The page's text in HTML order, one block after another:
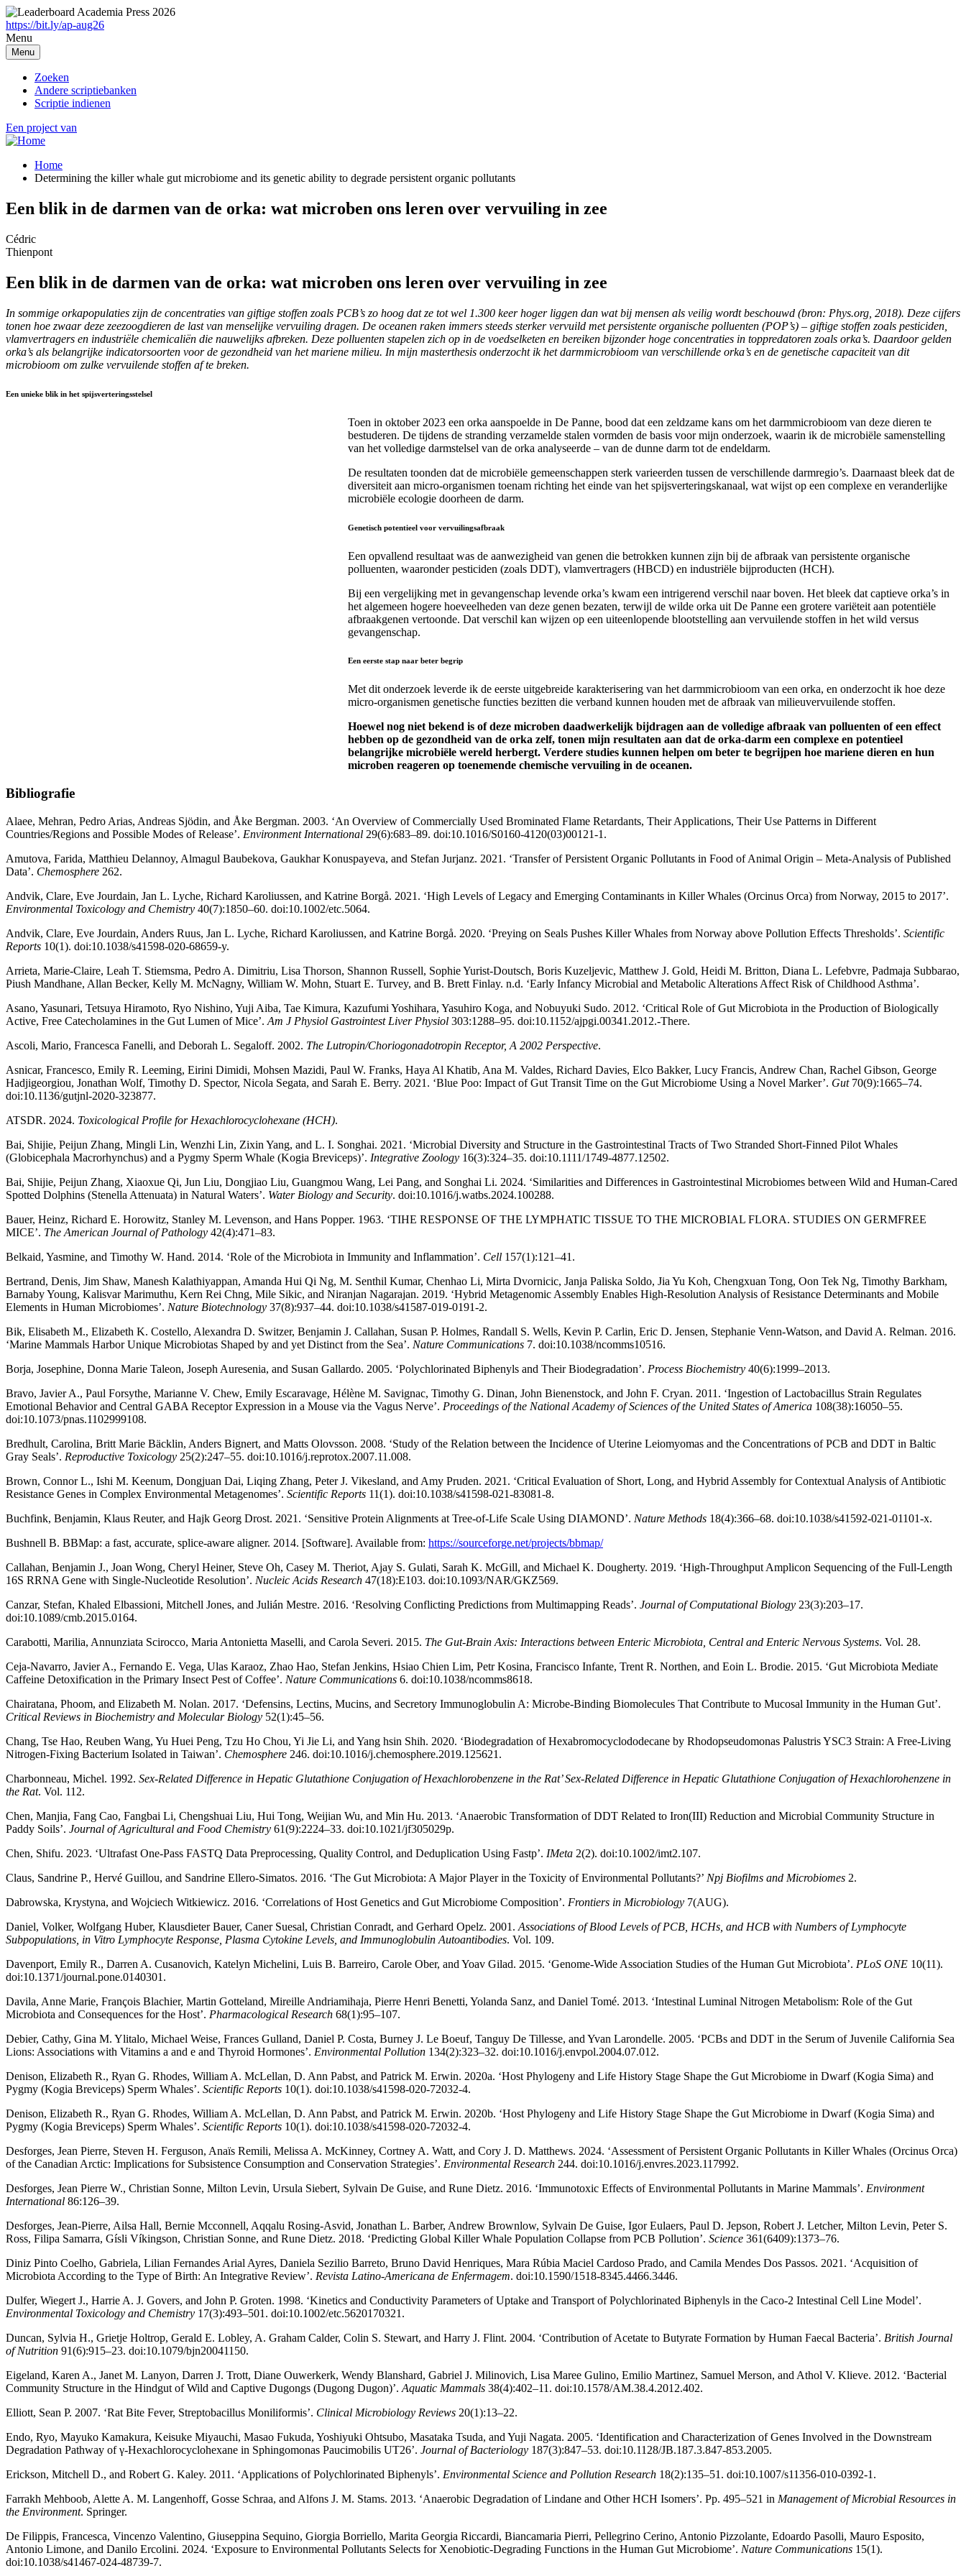
Overslaan
en
naar
de
inhoud
gaan
https://bit.ly/ap-aug26
Menu
Menu
Zoeken
Andere scriptiebanken
Scriptie indienen
Een project van
Breadcrumb
Home
Determining the killer whale gut microbiome and its genetic ability to degrade persistent organic pollutants
Een blik in de darmen van de orka: wat microben ons leren over vervuiling in zee
Cédric
Thienpont
Een blik in de darmen van de orka: wat microben ons leren over vervuiling in zee
In sommige orkapopulaties zijn de concentraties van giftige stoffen zoals PCB’s zo hoog dat ze tot wel 1.300 keer hoger liggen dan wat bij mensen als veilig wordt beschouwd (bron: Phys.org, 2018). Deze cijfers
tonen hoe zwaar deze zeezoogdieren de last van menselijke vervuiling dragen. De oceanen raken immers steeds sterker vervuild met persistente organische polluenten (POP’s) – giftige stoffen zoals pesticiden,
vlamvertragers en industriële chemicaliën die nauwelijks afbreken. Deze polluenten stapelen zich op in de voedselketen en bereiken bijzonder hoge concentraties in toppredatoren zoals orka’s. Daardoor gelden
orka’s als belangrijke indicatorsoorten voor de gezondheid van het mariene milieu. In mijn masterthesis onderzocht ik het darmmicrobioom van verschillende orka’s en de genetische capaciteit van dit
microbioom om zulke vervuilende stoffen af te breken.
Een unieke blik in het spijsverteringsstelsel
Toen in oktober 2023 een orka aanspoelde in De Panne, bood dat een zeldzame kans om het darmmicrobioom van deze dieren te
bestuderen. De tijdens de stranding verzamelde stalen vormden de basis voor mijn onderzoek, waarin ik de microbiële samenstelling
van het volledige darmstelsel van de orka analyseerde – van de dunne darm tot de endeldarm.
De resultaten toonden dat de microbiële gemeenschappen sterk varieerden tussen de verschillende darmregio’s. Daarnaast bleek dat de
diversiteit aan micro-organismen toenam richting het einde van het spijsverteringskanaal, wat wijst op een complexe en veranderlijke
microbiële ecologie doorheen de darm.
Genetisch potentieel voor vervuilingsafbraak
Een opvallend resultaat was de aanwezigheid van genen die betrokken kunnen zijn bij de afbraak van persistente organische
polluenten, waaronder pesticiden (zoals DDT), vlamvertragers (HBCD) en industriële bijproducten (HCH).
Bij een vergelijking met in gevangenschap levende orka’s kwam een intrigerend verschil naar boven. Het bleek dat captieve orka’s in
het algemeen hogere hoeveelheden van deze genen bezaten, terwijl de wilde orka uit De Panne een grotere variëteit aan potentiële
afbraakgenen vertoonde. Dat verschil kan wijzen op een uiteenlopende blootstelling aan vervuilende stoffen in het wild versus
gevangenschap.
Een eerste stap naar beter begrip
Met dit onderzoek leverde ik de eerste uitgebreide karakterisering van het darmmicrobioom van een orka, en onderzocht ik hoe deze
micro-organismen genetische functies bezitten die verband kunnen houden met de afbraak van milieuvervuilende stoffen.
Hoewel nog niet bekend is of deze microben daadwerkelijk bijdragen aan de volledige afbraak van polluenten of een effect
hebben op de gezondheid van de orka zelf, tonen mijn resultaten aan dat de orka-darm een complexe en potentieel
belangrijke microbiële wereld herbergt. Verdere studies kunnen helpen om beter te begrijpen hoe mariene dieren en hun
microben reageren op toenemende chemische vervuiling in de oceanen.
Bibliografie
Alaee, Mehran, Pedro Arias, Andreas Sjödin, and Åke Bergman. 2003. ‘An Overview of Commercially Used Brominated Flame Retardants, Their Applications, Their Use Patterns in Different
Countries/Regions and Possible Modes of Release’. Environment International 29(6):683–89. doi:10.1016/S0160-4120(03)00121-1.
Amutova, Farida, Matthieu Delannoy, Almagul Baubekova, Gaukhar Konuspayeva, and Stefan Jurjanz. 2021. ‘Transfer of Persistent Organic Pollutants in Food of Animal Origin – Meta-Analysis of Published
Data’. Chemosphere 262.
Andvik, Clare, Eve Jourdain, Jan L. Lyche, Richard Karoliussen, and Katrine Borgå. 2021. ‘High Levels of Legacy and Emerging Contaminants in Killer Whales (Orcinus Orca) from Norway, 2015 to 2017’.
Environmental Toxicology and Chemistry 40(7):1850–60. doi:10.1002/etc.5064.
Andvik, Clare, Eve Jourdain, Anders Ruus, Jan L. Lyche, Richard Karoliussen, and Katrine Borgå. 2020. ‘Preying on Seals Pushes Killer Whales from Norway above Pollution Effects Thresholds’. Scientific
Reports 10(1). doi:10.1038/s41598-020-68659-y.
Arrieta, Marie-Claire, Leah T. Stiemsma, Pedro A. Dimitriu, Lisa Thorson, Shannon Russell, Sophie Yurist-Doutsch, Boris Kuzeljevic, Matthew J. Gold, Heidi M. Britton, Diana L. Lefebvre, Padmaja Subbarao,
Piush Mandhane, Allan Becker, Kelly M. McNagny, William W. Mohn, Stuart E. Turvey, and B. Brett Finlay. n.d. ‘Early Infancy Microbial and Metabolic Alterations Affect Risk of Childhood Asthma’.
Asano, Yasunari, Tetsuya Hiramoto, Ryo Nishino, Yuji Aiba, Tae Kimura, Kazufumi Yoshihara, Yasuhiro Koga, and Nobuyuki Sudo. 2012. ‘Critical Role of Gut Microbiota in the Production of Biologically
Active, Free Catecholamines in the Gut Lumen of Mice’. Am J Physiol Gastrointest Liver Physiol 303:1288–95. doi:10.1152/ajpgi.00341.2012.-There.
Ascoli, Mario, Francesca Fanelli, and Deborah L. Segaloff. 2002. The Lutropin/Choriogonadotropin Receptor, A 2002 Perspective.
Asnicar, Francesco, Emily R. Leeming, Eirini Dimidi, Mohsen Mazidi, Paul W. Franks, Haya Al Khatib, Ana M. Valdes, Richard Davies, Elco Bakker, Lucy Francis, Andrew Chan, Rachel Gibson, George
Hadjigeorgiou, Jonathan Wolf, Timothy D. Spector, Nicola Segata, and Sarah E. Berry. 2021. ‘Blue Poo: Impact of Gut Transit Time on the Gut Microbiome Using a Novel Marker’. Gut70(9):1665–74.
doi:10.1136/gutjnl-2020-323877.
ATSDR. 2024. Toxicological Profile for Hexachlorocyclohexane (HCH).
Bai, Shijie, Peijun Zhang, Mingli Lin, Wenzhi Lin, Zixin Yang, and L. I. Songhai. 2021. ‘Microbial Diversity and Structure in the Gastrointestinal Tracts of Two Stranded Short-Finned Pilot Whales
(Globicephala Macrorhynchus) and a Pygmy Sperm Whale (Kogia Breviceps)’. Integrative Zoology 16(3):324–35. doi:10.1111/1749-4877.12502.
Bai, Shijie, Peijun Zhang, Xiaoxue Qi, Jun Liu, Dongjiao Liu, Guangmou Wang, Lei Pang, and Songhai Li. 2024. ‘Similarities and Differences in Gastrointestinal Microbiomes between Wild and Human-Cared
Spotted Dolphins (Stenella Attenuata) in Natural Waters’. Water Biology and Security. doi:10.1016/j.watbs.2024.100288.
Bauer, Heinz, Richard E. Horowitz, Stanley M. Levenson, and Hans Popper. 1963. ‘TIHE RESPONSE OF THE LYMPHATIC TISSUE TO THE MICROBIAL FLORA. STUDIES ON GERMFREE
MICE’. The American Journal of Pathology 42(4):471–83.
Belkaid, Yasmine, and Timothy W. Hand. 2014. ‘Role of the Microbiota in Immunity and Inflammation’. Cell 157(1):121–41.
Bertrand, Denis, Jim Shaw, Manesh Kalathiyappan, Amanda Hui Qi Ng, M. Senthil Kumar, Chenhao Li, Mirta Dvornicic, Janja Paliska Soldo, Jia Yu Koh, Chengxuan Tong, Oon Tek Ng, Timothy Barkham,
Barnaby Young, Kalisvar Marimuthu, Kern Rei Chng, Mile Sikic, and Niranjan Nagarajan. 2019. ‘Hybrid Metagenomic Assembly Enables High-Resolution Analysis of Resistance Determinants and Mobile
Elements in Human Microbiomes’. Nature Biotechnology 37(8):937–44. doi:10.1038/s41587-019-0191-2.
Bik, Elisabeth M., Elizabeth K. Costello, Alexandra D. Switzer, Benjamin J. Callahan, Susan P. Holmes, Randall S. Wells, Kevin P. Carlin, Eric D. Jensen, Stephanie Venn-Watson, and David A. Relman. 2016.
‘Marine Mammals Harbor Unique Microbiotas Shaped by and yet Distinct from the Sea’. Nature Communications 7. doi:10.1038/ncomms10516.
Borja, Josephine, Donna Marie Taleon, Joseph Auresenia, and Susan Gallardo. 2005. ‘Polychlorinated Biphenyls and Their Biodegradation’. Process Biochemistry 40(6):1999–2013.
Bravo, Javier A., Paul Forsythe, Marianne V. Chew, Emily Escaravage, Hélène M. Savignac, Timothy G. Dinan, John Bienenstock, and John F. Cryan. 2011. ‘Ingestion of Lactobacillus Strain Regulates
Emotional Behavior and Central GABA Receptor Expression in a Mouse via the Vagus Nerve’. Proceedings of the National Academy of Sciences of the United States of America 108(38):16050–55.
doi:10.1073/pnas.1102999108.
Bredhult, Carolina, Britt Marie Bäcklin, Anders Bignert, and Matts Olovsson. 2008. ‘Study of the Relation between the Incidence of Uterine Leiomyomas and the Concentrations of PCB and DDT in Baltic
Gray Seals’. Reproductive Toxicology 25(2):247–55. doi:10.1016/j.reprotox.2007.11.008.
Brown, Connor L., Ishi M. Keenum, Dongjuan Dai, Liqing Zhang, Peter J. Vikesland, and Amy Pruden. 2021. ‘Critical Evaluation of Short, Long, and Hybrid Assembly for Contextual Analysis of Antibiotic
Resistance Genes in Complex Environmental Metagenomes’. Scientific Reports 11(1). doi:10.1038/s41598-021-83081-8.
Buchfink, Benjamin, Klaus Reuter, and Hajk Georg Drost. 2021. ‘Sensitive Protein Alignments at Tree-of-Life Scale Using DIAMOND’. Nature Methods 18(4):366–68. doi:10.1038/s41592-021-01101-x.
Bushnell B. BBMap: a fast, accurate, splice-aware aligner. 2014. [Software]. Available from: https://sourceforge.net/projects/bbmap/
Callahan, Benjamin J., Joan Wong, Cheryl Heiner, Steve Oh, Casey M. Theriot, Ajay S. Gulati, Sarah K. McGill, and Michael K. Dougherty. 2019. ‘High-Throughput Amplicon Sequencing of the Full-Length
16S RRNA Gene with Single-Nucleotide Resolution’. Nucleic Acids Research 47(18):E103. doi:10.1093/NAR/GKZ569.
Canzar, Stefan, Khaled Elbassioni, Mitchell Jones, and Julián Mestre. 2016. ‘Resolving Conflicting Predictions from Multimapping Reads’. Journal of Computational Biology 23(3):203–17.
doi:10.1089/cmb.2015.0164.
Carabotti, Marilia, Annunziata Scirocco, Maria Antonietta Maselli, and Carola Severi. 2015. The Gut-Brain Axis: Interactions between Enteric Microbiota, Central and Enteric Nervous Systems. Vol. 28.
Ceja-Navarro, Javier A., Fernando E. Vega, Ulas Karaoz, Zhao Hao, Stefan Jenkins, Hsiao Chien Lim, Petr Kosina, Francisco Infante, Trent R. Northen, and Eoin L. Brodie. 2015. ‘Gut Microbiota Mediate
Caffeine Detoxification in the Primary Insect Pest of Coffee’. Nature Communications 6. doi:10.1038/ncomms8618.
Chairatana, Phoom, and Elizabeth M. Nolan. 2017. ‘Defensins, Lectins, Mucins, and Secretory Immunoglobulin A: Microbe-Binding Biomolecules That Contribute to Mucosal Immunity in the Human Gut’.
Critical Reviews in Biochemistry and Molecular Biology 52(1):45–56.
Chang, Tse Hao, Reuben Wang, Yu Huei Peng, Tzu Ho Chou, Yi Jie Li, and Yang hsin Shih. 2020. ‘Biodegradation of Hexabromocyclododecane by Rhodopseudomonas Palustris YSC3 Strain: A Free-Living
Nitrogen-Fixing Bacterium Isolated in Taiwan’. Chemosphere 246. doi:10.1016/j.chemosphere.2019.125621.
Charbonneau, Michel. 1992. Sex-Related Difference in Hepatic Glutathione Conjugation of Hexachlorobenzene in the Rat’ Sex-Related Difference in Hepatic Glutathione Conjugation of Hexachlorohenzene in
the Rat. Vol. 112.
Chen, Manjia, Fang Cao, Fangbai Li, Chengshuai Liu, Hui Tong, Weijian Wu, and Min Hu. 2013. ‘Anaerobic Transformation of DDT Related to Iron(III) Reduction and Microbial Community Structure in
Paddy Soils’. Journal of Agricultural and Food Chemistry 61(9):2224–33. doi:10.1021/jf305029p.
Chen, Shifu. 2023. ‘Ultrafast One-Pass FASTQ Data Preprocessing, Quality Control, and Deduplication Using Fastp’. IMeta 2(2). doi:10.1002/imt2.107.
Claus, Sandrine P., Hervé Guillou, and Sandrine Ellero-Simatos. 2016. ‘The Gut Microbiota: A Major Player in the Toxicity of Environmental Pollutants?’ Npj Biofilms and Microbiomes 2.
Dabrowska, Krystyna, and Wojciech Witkiewicz. 2016. ‘Correlations of Host Genetics and Gut Microbiome Composition’. Frontiers in Microbiology 7(AUG).
Daniel, Volker, Wolfgang Huber, Klausdieter Bauer, Caner Suesal, Christian Conradt, and Gerhard Opelz. 2001. Associations of Blood Levels of PCB, HCHs, and HCB with Numbers of Lymphocyte
Subpopulations, in Vitro Lymphocyte Response, Plasma Cytokine Levels, and Immunoglobulin Autoantibodies. Vol. 109.
Davenport, Emily R., Darren A. Cusanovich, Katelyn Michelini, Luis B. Barreiro, Carole Ober, and Yoav Gilad. 2015. ‘Genome-Wide Association Studies of the Human Gut Microbiota’. PLoS ONE 10(11).
doi:10.1371/journal.pone.0140301.
Davila, Anne Marie, François Blachier, Martin Gotteland, Mireille Andriamihaja, Pierre Henri Benetti, Yolanda Sanz, and Daniel Tomé. 2013. ‘Intestinal Luminal Nitrogen Metabolism: Role of the Gut
Microbiota and Consequences for the Host’. Pharmacological Research 68(1):95–107.
Debier, Cathy, Gina M. Ylitalo, Michael Weise, Frances Gulland, Daniel P. Costa, Burney J. Le Boeuf, Tanguy De Tillesse, and Yvan Larondelle. 2005. ‘PCBs and DDT in the Serum of Juvenile California Sea
Lions: Associations with Vitamins a and e and Thyroid Hormones’. Environmental Pollution 134(2):323–32. doi:10.1016/j.envpol.2004.07.012.
Denison, Elizabeth R., Ryan G. Rhodes, William A. McLellan, D. Ann Pabst, and Patrick M. Erwin. 2020a. ‘Host Phylogeny and Life History Stage Shape the Gut Microbiome in Dwarf (Kogia Sima) and
Pygmy (Kogia Breviceps) Sperm Whales’. Scientific Reports 10(1). doi:10.1038/s41598-020-72032-4.
Denison, Elizabeth R., Ryan G. Rhodes, William A. McLellan, D. Ann Pabst, and Patrick M. Erwin. 2020b. ‘Host Phylogeny and Life History Stage Shape the Gut Microbiome in Dwarf (Kogia Sima) and
Pygmy (Kogia Breviceps) Sperm Whales’. Scientific Reports 10(1). doi:10.1038/s41598-020-72032-4.
Desforges, Jean Pierre, Steven H. Ferguson, Anaïs Remili, Melissa A. McKinney, Cortney A. Watt, and Cory J. D. Matthews. 2024. ‘Assessment of Persistent Organic Pollutants in Killer Whales (Orcinus Orca)
of the Canadian Arctic: Implications for Subsistence Consumption and Conservation Strategies’. Environmental Research 244. doi:10.1016/j.envres.2023.117992.
Desforges, Jean Pierre W., Christian Sonne, Milton Levin, Ursula Siebert, Sylvain De Guise, and Rune Dietz. 2016. ‘Immunotoxic Effects of Environmental Pollutants in Marine Mammals’. Environment
International 86:126–39.
Desforges, Jean-Pierre, Ailsa Hall, Bernie Mcconnell, Aqqalu Rosing-Asvid, Jonathan L. Barber, Andrew Brownlow, Sylvain De Guise, Igor Eulaers, Paul D. Jepson, Robert J. Letcher, Milton Levin, Peter S.
Ross, Filipa Samarra, Gísli Víkingson, Christian Sonne, and Rune Dietz. 2018. ‘Predicting Global Killer Whale Population Collapse from PCB Pollution’. Science 361(6409):1373–76.
Diniz Pinto Coelho, Gabriela, Lilian Fernandes Arial Ayres, Daniela Sezilio Barreto, Bruno David Henriques, Mara Rúbia Maciel Cardoso Prado, and Camila Mendes Dos Passos. 2021. ‘Acquisition of
Microbiota According to the Type of Birth: An Integrative Review’. Revista Latino-Americana de Enfermagem. doi:10.1590/1518-8345.4466.3446.
Dulfer, Wiegert J., Harrie A. J. Govers, and John P. Groten. 1998. ‘Kinetics and Conductivity Parameters of Uptake and Transport of Polychlorinated Biphenyls in the Caco‐2 Intestinal Cell Line Model’.
Environmental Toxicology and Chemistry 17(3):493–501. doi:10.1002/etc.5620170321.
Duncan, Sylvia H., Grietje Holtrop, Gerald E. Lobley, A. Graham Calder, Colin S. Stewart, and Harry J. Flint. 2004. ‘Contribution of Acetate to Butyrate Formation by Human Faecal Bacteria’. British Journal
of Nutrition 91(6):915–23. doi:10.1079/bjn20041150.
Eigeland, Karen A., Janet M. Lanyon, Darren J. Trott, Diane Ouwerkerk, Wendy Blanshard, Gabriel J. Milinovich, Lisa Maree Gulino, Emilio Martinez, Samuel Merson, and Athol V. Klieve. 2012. ‘Bacterial
Community Structure in the Hindgut of Wild and Captive Dugongs (Dugong Dugon)’. Aquatic Mammals 38(4):402–11. doi:10.1578/AM.38.4.2012.402.
Elliott, Sean P. 2007. ‘Rat Bite Fever, Streptobacillus Moniliformis’. Clinical Microbiology Reviews 20(1):13–22.
Endo, Ryo, Mayuko Kamakura, Keisuke Miyauchi, Masao Fukuda, Yoshiyuki Ohtsubo, Masataka Tsuda, and Yuji Nagata. 2005. ‘Identification and Characterization of Genes Involved in the Downstream
Degradation Pathway of γ-Hexachlorocyclohexane in Sphingomonas Paucimobilis UT26’. Journal of Bacteriology 187(3):847–53. doi:10.1128/JB.187.3.847-853.2005.
Erickson, Mitchell D., and Robert G. Kaley. 2011. ‘Applications of Polychlorinated Biphenyls’. Environmental Science and Pollution Research 18(2):135–51. doi:10.1007/s11356-010-0392-1.
Farrakh Mehboob, Alette A. M. Langenhoff, Gosse Schraa, and Alfons J. M. Stams. 2013. ‘Anaerobic Degradation of Lindane and Other HCH Isomers’. Pp. 495–521 in Management of Microbial Resources in
the Environment. Springer.
De Filippis, Francesca, Vincenzo Valentino, Giuseppina Sequino, Giorgia Borriello, Marita Georgia Riccardi, Biancamaria Pierri, Pellegrino Cerino, Antonio Pizzolante, Edoardo Pasolli, Mauro Esposito,
Antonio Limone, and Danilo Ercolini. 2024. ‘Exposure to Environmental Pollutants Selects for Xenobiotic-Degrading Functions in the Human Gut Microbiome’. Nature Communications 15(1).
doi:10.1038/s41467-024-48739-7.